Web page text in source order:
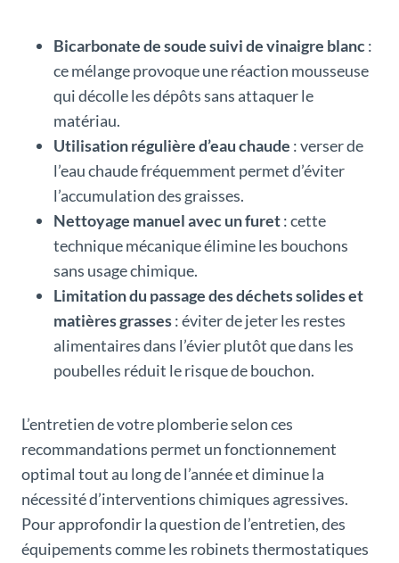
Bicarbonate de soude suivi de vinaigre blanc:
ce mélange provoque une réaction mousseuse
qui décolle les dépôts sans attaquer le
matériau.
Utilisation régulière d’eau chaude : verser de
l’eau chaude fréquemment permet d’éviter
l’accumulation des graisses.
Nettoyage manuel avec un furet: cette
technique mécanique élimine les bouchons
sans usage chimique.
Limitation du passage des déchets solides et
matières grasses: éviter de jeter les restes
alimentaires dans l’évier plutôt que dans les
poubelles réduit le risque de bouchon.
L’entretien de votre plomberie selon ces
recommandations permet un fonctionnement
optimal tout au long de l’année et diminue la
nécessité d’interventions chimiques agressives.
Pour approfondir la question de l’entretien, des
équipements comme les robinets thermostatiques